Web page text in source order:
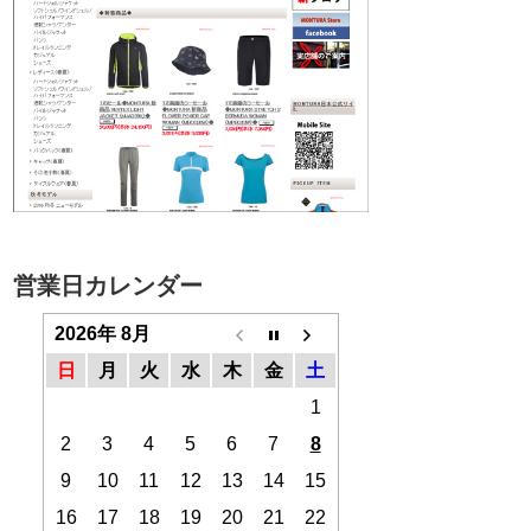
営業日カレンダー
2026年 8月
日
月 火 水 木 金
土
1
2
3 4 5 6 7
8
9
10 11 12 13 14
15
16
17 18 19 20 21 22